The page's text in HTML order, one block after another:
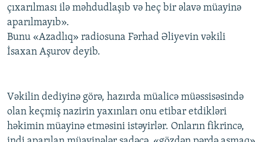
çıxarılması ilə məhdudlaşıb və heç bir əlavə müayinə
aparılmayıb».
Bunu «Azadlıq» radiosuna Fərhad Əliyevin vəkili
İsaxan Aşurov deyib.
Vəkilin dediyinə görə, hazırda müalicə müəssisəsində
olan keçmiş nazirin yaxınları onu etibar etdikləri
həkimin müayinə etməsini istəyirlər. Onların fikrincə,